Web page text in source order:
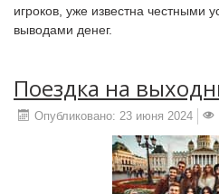
игроков, уже известна честными
выводами денег.
Поездка на
Опубликовано: 23 июня 2024